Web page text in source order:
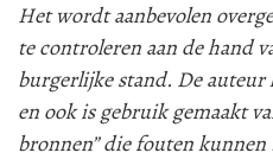
Het wordt aanbevolen
te controleren aan de hand
burgerlijke stand. De auteur
en ook is gebruik gemaakt
bronnen” die fouten kunnen